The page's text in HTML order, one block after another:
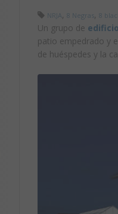
NRJA, 8 Negras, 8
Un grupo de edificio
patio empedrado y
de huéspedes y la